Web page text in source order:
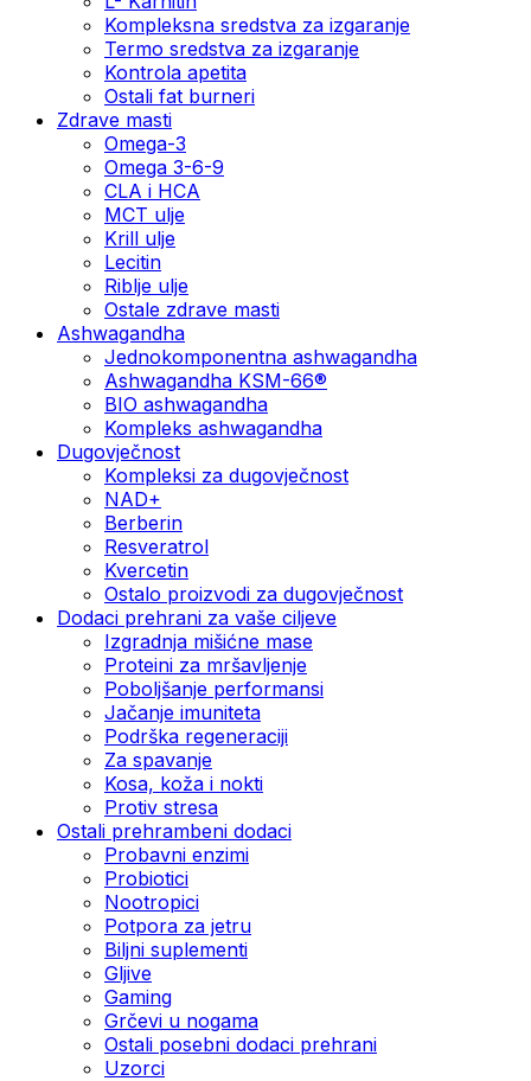
Kompleksna sredstva za izgaranje
Termo sredstva za izgaranje
Kontrola apetita
Ostali fat burneri
Zdrave masti
Omega-3
Omega 3-6-9
CLA i HCA
MCT ulje
Krill ulje
Lecitin
Riblje ulje
Ostale zdrave masti
Ashwagandha
Jednokomponentna ashwagandha
Ashwagandha KSM-66®
BIO ashwagandha
Kompleks ashwagandha
Dugovječnost
Kompleksi za dugovječnost
NAD+
Berberin
Resveratrol
Kvercetin
Ostalo proizvodi za dugovječnost
Dodaci prehrani za vaše ciljeve
Izgradnja mišićne mase
Proteini za mršavljenje
Poboljšanje performansi
Jačanje imuniteta
Podrška regeneraciji
Za spavanje
Kosa, koža i nokti
Protiv stresa
Ostali prehrambeni dodaci
Probavni enzimi
Probiotici
Nootropici
Potpora za jetru
Biljni suplementi
Gljive
Gaming
Grčevi u nogama
Ostali posebni dodaci prehrani
Uzorci